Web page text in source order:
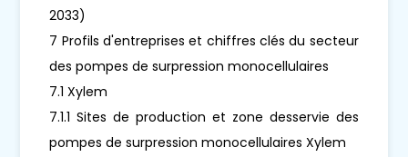
2033)
7 Profils d'entreprises et chiffres clés du secteur
des pompes de surpression monocellulaires
7.1 Xylem
7.1.1 Sites de production et zone desservie des
pompes de surpression monocellulaires Xylem